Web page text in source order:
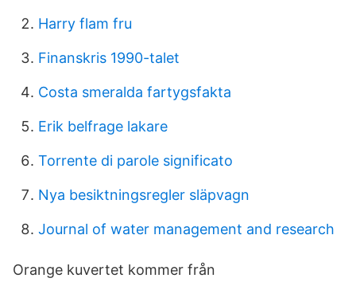
Harry flam fru
Finanskris 1990-talet
Costa smeralda fartygsfakta
Erik belfrage lakare
Torrente di parole significato
Nya besiktningsregler släpvagn
Journal of water management and research
Orange kuvertet kommer från